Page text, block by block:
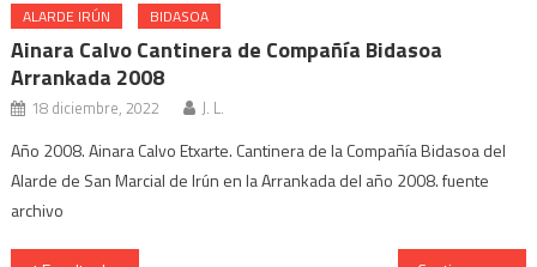
ALARDE IRÚN BIDASOA
Ainara Calvo Cantinera de Compañía Bidasoa
Arrankada 2008
18 diciembre, 2022 J. L.
Año 2008. Ainara Calvo Etxarte. Cantinera de la Compañía Bidasoa del
Alarde de San Marcial de Irún en la Arrankada del año 2008. fuente
archivo